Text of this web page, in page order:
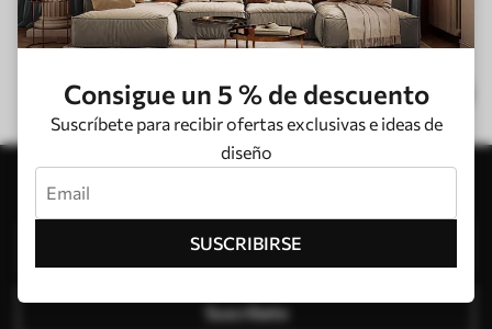
Consigue un 5 % de descuento
Suscríbete para recibir ofertas exclusivas e ideas de
diseño
SUSCRIBIRSE
Suscríbete